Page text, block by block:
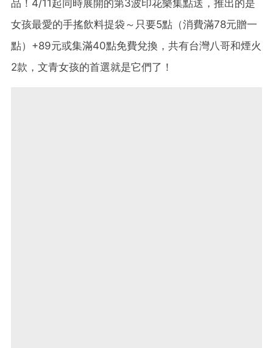
品！4/11起同時展開的第3波印花樂集點送，推出的是
女孩最愛的手搖飲料提袋～只要5點（消費滿78元贈一
點）+89元或集滿40點免費兌換，共有台灣八哥和煙火
2款，文青女孩的首選就是它們了！